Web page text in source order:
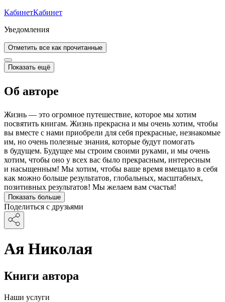
КабинетКабинет
Уведомления
Отметить все как прочитанные
Показать ещё
Об авторе
Жизнь — это огромное путешествие, которое мы хотим
посвятить книгам. Жизнь прекрасна и мы очень хотим, чтобы
вы вместе с нами приобрели для себя прекрасные, незнакомые
им, но очень полезные знания, которые будут помогать
в будущем. Будущее мы строим своими руками, и мы очень
хотим, чтобы оно у всех вас было прекрасным, интересным
и насыщенным! Мы хотим, чтобы ваше время вмещало в себя
как можно больше результатов, глобальных, масштабных,
позитивных результатов! Мы желаем вам счастья!
Показать больше
Поделиться с друзьями
Ая Николая
Книги автора
Наши услуги